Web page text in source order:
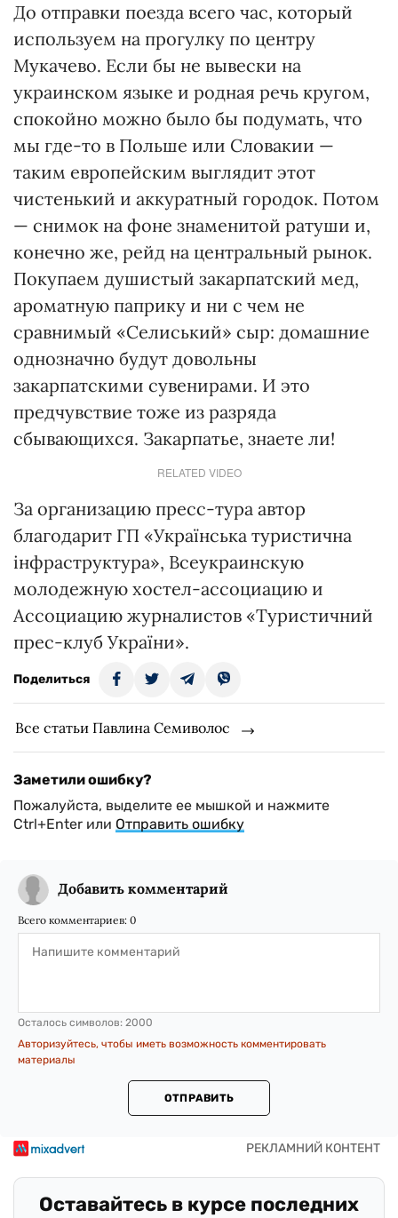
До отправки поезда всего час, который
используем на прогулку по центру
Мукачево. Если бы не вывески на
украинском языке и родная речь кругом,
спокойно можно было бы подумать, что
мы где-то в Польше или Словакии —
таким европейским выглядит этот
чистенький и аккуратный городок. Потом
— снимок на фоне знаменитой ратуши и,
конечно же, рейд на центральный рынок.
Покупаем душистый закарпатский мед,
ароматную паприку и ни с чем не
сравнимый «Селиський» сыр: домашние
однозначно будут довольны
закарпатскими сувенирами. И это
предчувствие тоже из разряда
сбывающихся. Закарпатье, знаете ли!
RELATED VIDEO
За организацию пресс-тура автор
благодарит ГП «Українська туристична
інфраструктура», Всеукраинскую
молодежную хостел-ассоциацию и
Ассоциацию журналистов «Туристичний
прес-клуб України».
Поделиться
Все статьи Павлина Семиволос
Заметили ошибку?
Пожалуйста, выделите ее мышкой и нажмите
Ctrl+Enter или Отправить ошибку
Добавить комментарий
Всего комментариев: 0
Осталось символов: 2000
Авторизуйтесь, чтобы иметь возможность комментировать
материалы
ОТПРАВИТЬ
Оставайтесь в курсе последних